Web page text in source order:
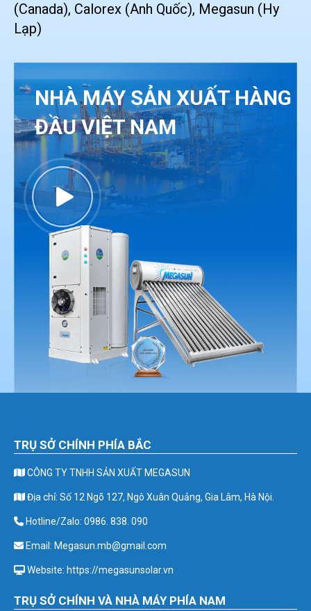
(Canada), Calorex (Anh Quốc), Megasun (Hy
Lạp)
NHÀ MÁY SẢN XUẤT HÀNG
ĐẦU VIỆT NAM
TRỤ SỞ CHÍNH PHÍA BẮC
CÔNG TY TNHH SẢN XUẤT MEGASUN
Địa chỉ: Số 12 Ngõ 127, Ngô Xuân Quảng, Gia Lâm, Hà Nội.
Hotline/Zalo: 0986. 838. 090
Email: Megasun.mb@gmail.com
Website: https://megasunsolar.vn
TRỤ SỞ CHÍNH VÀ NHÀ MÁY PHÍA NAM